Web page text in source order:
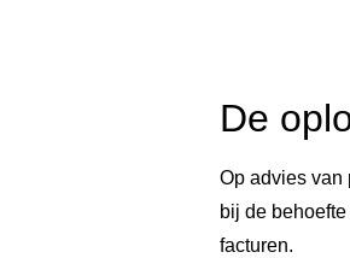
De
Op advies van
bij de
facturen.